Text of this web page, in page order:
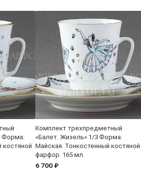
Форма:
костяной
Комплект трехпредметный
«Балет. Жизель» 1/3 Форма:
Майская. Тонкостенный костяной
фарфор. 165 мл.
6 700 ₽